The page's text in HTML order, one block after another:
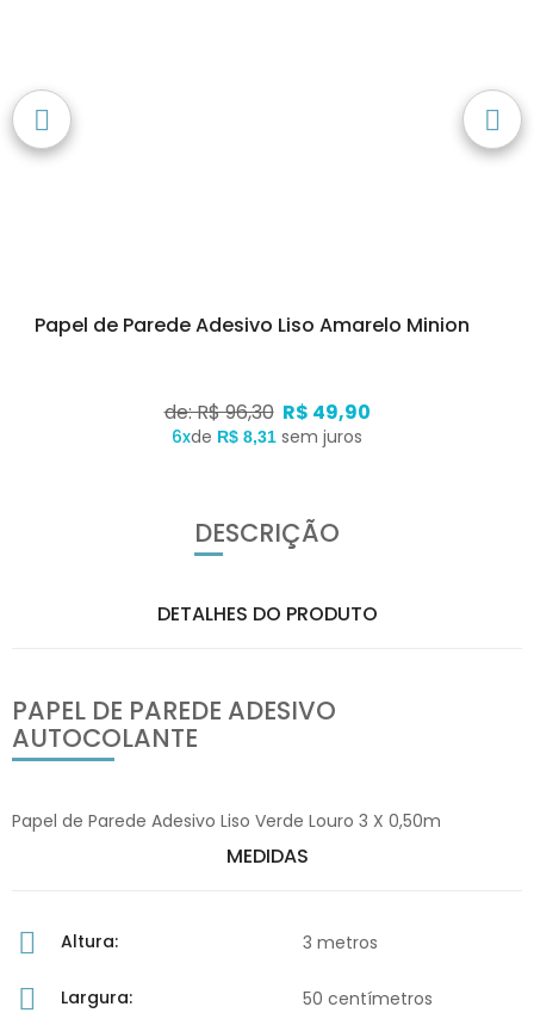
Papel de Parede Adesivo Liso Amarelo Minion
de: R$ 96,30 R$ 49,90
6xde R$ 8,31 sem juros
DESCRIÇÃO
DETALHES DO PRODUTO
PAPEL DE PAREDE ADESIVO
AUTOCOLANTE
Papel de Parede Adesivo Liso Verde Louro 3 X 0,50m
MEDIDAS
Altura: 3 metros
Largura: 50 centímetros